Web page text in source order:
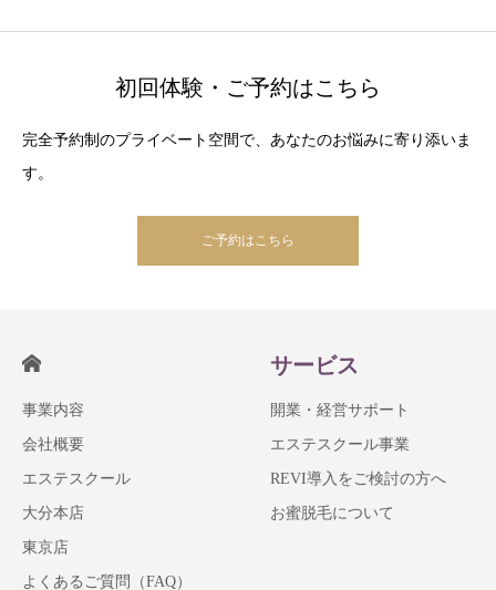
初回体験・ご予約はこちら
完全予約制のプライベート空間で、あなたのお悩みに寄り添いま
す。
ご予約はこちら
事業内容
会社概要
エステスクール
大分本店
東京店
よくあるご質問（FAQ）
サービス
開業・経営サポート
エステスクール事業
REVI導入をご検討の方へ
お蜜脱毛について